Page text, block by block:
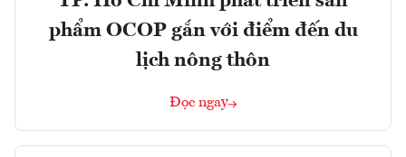
phẩm OCOP gắn với điểm đến du
lịch nông thôn
Đọc ngay